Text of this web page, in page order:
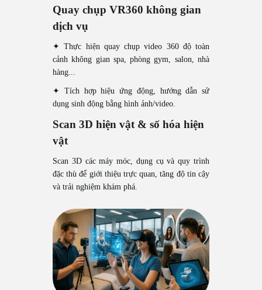
Quay chụp VR360 không gian
dịch vụ
✦ Thực hiện quay chụp video 360 độ toàn
cảnh không gian spa, phòng gym, salon, nhà
hàng...
✦ Tích hợp hiệu ứng động, hướng dẫn sử
dụng sinh động bằng hình ảnh/video.
Scan 3D hiện vật & số hóa hiện
vật
Scan 3D các máy móc, dụng cụ và quy trình
đặc thù để giới thiệu trực quan, tăng độ tin cậy
và trải nghiệm khám phá.